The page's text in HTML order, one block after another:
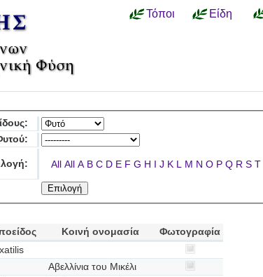
Τόποι Είδη
All All A B C D E F G H I J K L M N O P Q R S T
Κοινή ονομασία
Φωτογραφία
Αβελλίνια του Μικέλι